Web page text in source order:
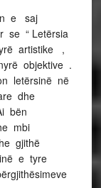
e saj
se “ Letërsia
artistike ,
objektive .
letërsinë në
dhe
bën
mbi
gjithë
e tyre